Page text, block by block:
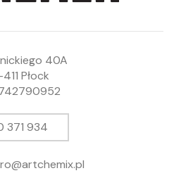
40A
Płock
371 934